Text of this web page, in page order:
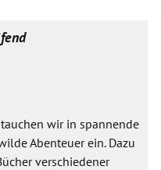
wir in spannende
Abenteuer ein. Dazu
verschiedener